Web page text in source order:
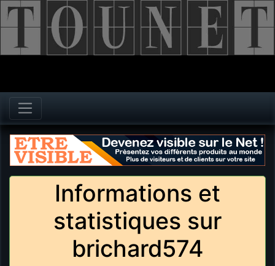
Informations et
statistiques sur
brichard574